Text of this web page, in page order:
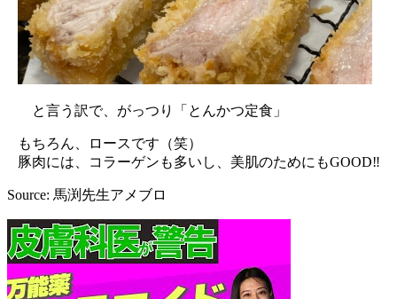
と言う訳で、がっつり「とんかつ定食」
もちろん、ロースです（笑）
豚肉には、コラーゲンも多いし、美肌のためにもGOOD‼︎
Source: 馬渕先生アメブロ